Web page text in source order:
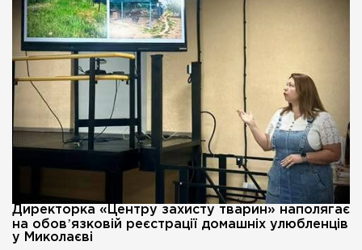
Директорка «Центру захисту тварин» наполягає
на обовʼязковій реєстрації домашніх улюбленців
у Миколаєві